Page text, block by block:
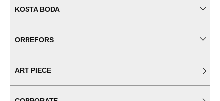
KOSTA BODA
ORREFORS
ART PIECE